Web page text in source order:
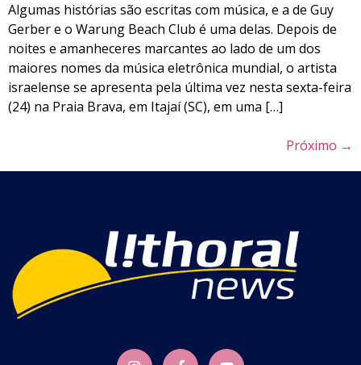
Algumas histórias são escritas com música, e a de Guy
Gerber e o Warung Beach Club é uma delas. Depois de
noites e amanheceres marcantes ao lado de um dos
maiores nomes da música eletrônica mundial, o artista
israelense se apresenta pela última vez nesta sexta-feira
(24) na Praia Brava, em Itajaí (SC), em uma […]
Próximo →